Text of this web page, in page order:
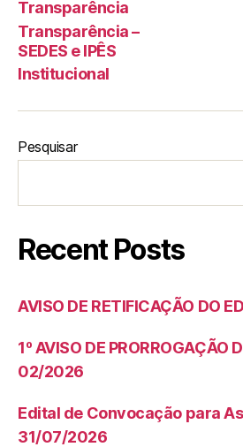
Transparência
Transparência –
SEDES e IPÊS
Institucional
Pesquisar
Recent Posts
AVISO DE RETIFICAÇÃO DO
1º AVISO DE PRORROGAÇÃO
02/2026
Edital de Convocação para
31/07/2026